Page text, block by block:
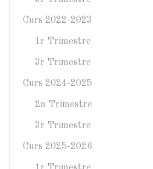
Curs 2022-2023
1r Trimestre
3r Trimestre
Curs 2024-2025
2n Trimestre
3r Trimestre
Curs 2025-2026